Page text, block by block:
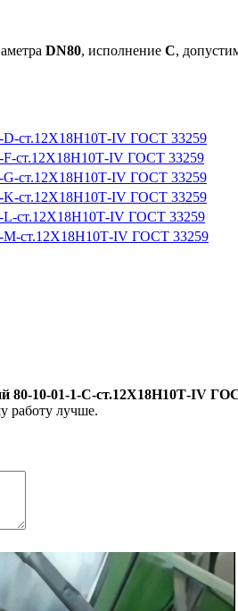
DN80, исполнение C,
D-ст.12Х18Н10Т-IV ГОСТ 33259
F-ст.12Х18Н10Т-IV ГОСТ 33259
G-ст.12Х18Н10Т-IV ГОСТ 33259
K-ст.12Х18Н10Т-IV ГОСТ 33259
L-ст.12Х18Н10Т-IV ГОСТ 33259
M-ст.12Х18Н10Т-IV ГОСТ 33259
80-10-01-1-С-ст.12Х18Н10Т-IV
работу лучше.